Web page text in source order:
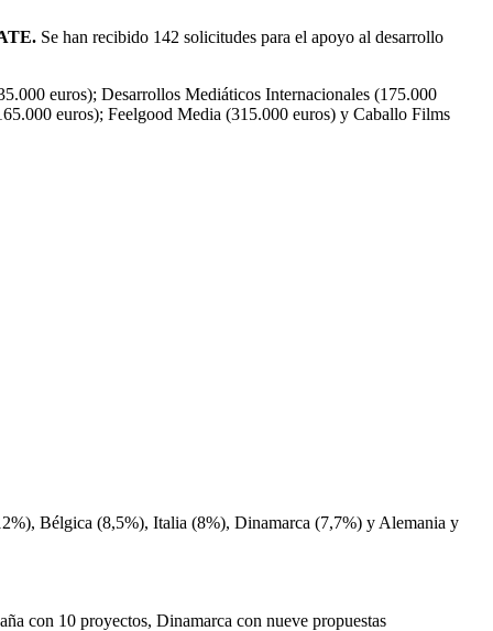
Se han recibido 142 solicitudes para el apoyo al desarrollo
euros); Desarrollos Mediáticos Internacionales (175.000
euros); Feelgood Media (315.000 euros) y Caballo Films
Bélgica (8,5%), Italia (8%), Dinamarca (7,7%) y Alemania y
con 10 proyectos, Dinamarca con nueve propuestas